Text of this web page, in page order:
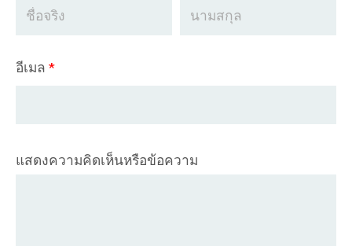
อีเมล *
แสดงความคิดเห็นหรือข้อความ